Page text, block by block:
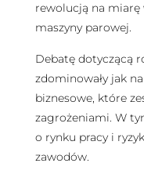
rewolucją na miarę
maszyny parowej.
Debatę dotyczącą
zdominowały jak
biznesowe, które
zagrożeniami. W
o rynku pracy i
zawodów.